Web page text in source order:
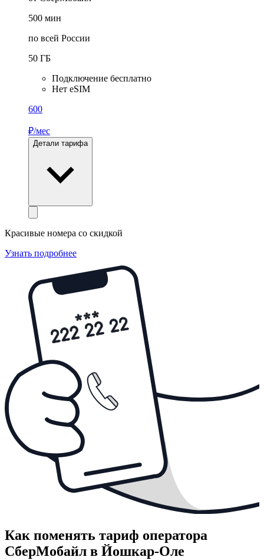
500 мин
по всей России
50 ГБ
Подключение бесплатно
Нет eSIM
600
₽/мес
Детали тарифа
Красивые номера со скидкой
Узнать подробнее
Как поменять тариф оператора
СберМобайл в Йошкар-Оле